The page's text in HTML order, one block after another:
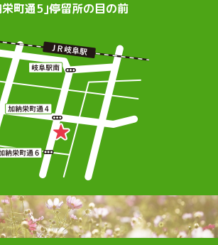
町通5｣停留所の目の前